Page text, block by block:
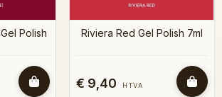
Polish
Riviera Red Gel Polish 7ml
€ 9,40 HTVA